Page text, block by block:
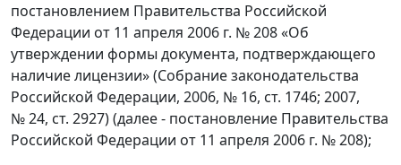
постановлением Правительства Российской
Федерации от 11 апреля 2006 г. № 208 «Об
утверждении формы документа, подтверждающего
наличие лицензии» (Собрание законодательства
Российской Федерации, 2006, № 16, ст. 1746; 2007,
№ 24, ст. 2927) (далее - постановление Правительства
Российской Федерации от 11 апреля 2006 г. № 208);